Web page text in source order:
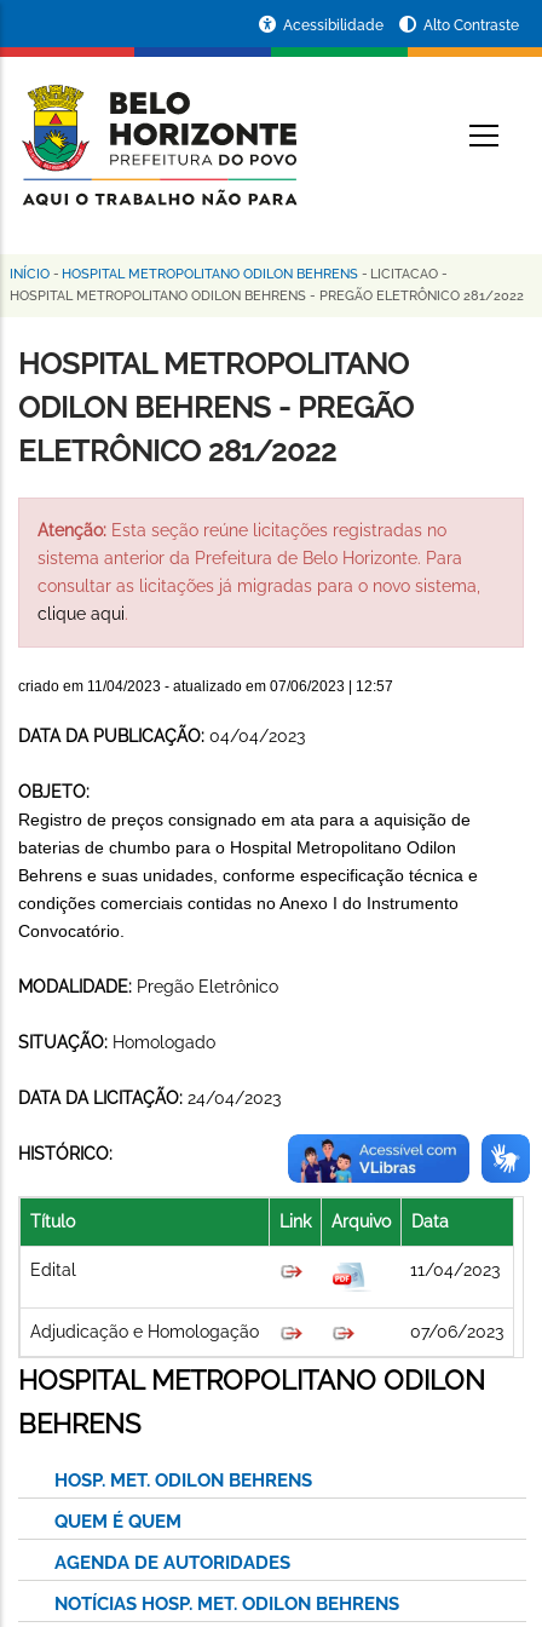
conteúdo
principal
da
Prefeitura
de
Horizonte
Acessibilidade Alto Contraste
Trilha
navegação
INÍCIO - HOSPITAL METROPOLITANO ODILON BEHRENS - LICITACAO -
HOSPITAL METROPOLITANO ODILON BEHRENS - PREGÃO ELETRÔNICO 281/2022
HOSPITAL METROPOLITANO
ODILON BEHRENS - PREGÃO
ELETRÔNICO 281/2022
Atenção: Esta seção reúne licitações registradas no
sistema anterior da Prefeitura de Belo Horizonte. Para
consultar as licitações já migradas para o novo sistema,
clique aqui.
criado em 11/04/2023 - atualizado em 07/06/2023 | 12:57
DATA DA PUBLICAÇÃO: 04/04/2023
OBJETO:
Registro de preços consignado em ata para a aquisição de
baterias de chumbo para o Hospital Metropolitano Odilon
Behrens e suas unidades, conforme especificação técnica e
condições comerciais contidas no Anexo I do Instrumento
Convocatório.
MODALIDADE: Pregão Eletrônico
SITUAÇÃO: Homologado
DATA DA LICITAÇÃO: 24/04/2023
HISTÓRICO:
Título Link Arquivo Data
Edital 11/04/2023
Adjudicação e Homologação 07/06/2023
HOSPITAL METROPOLITANO ODILON
BEHRENS
HOSP. MET. ODILON BEHRENS
QUEM É QUEM
AGENDA DE AUTORIDADES
NOTÍCIAS HOSP. MET. ODILON BEHRENS